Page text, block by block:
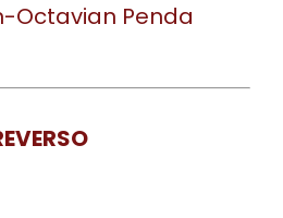
Octavian Penda